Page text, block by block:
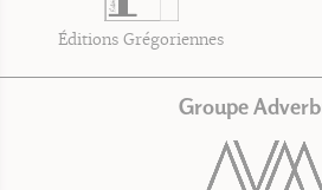
Éditions Grégoriennes
Groupe